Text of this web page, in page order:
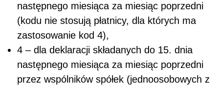
następnego miesiąca za miesiąc poprzedni
(kodu nie stosują płatnicy, dla których ma
zastosowanie kod 4),
4 – dla deklaracji składanych do 15. dnia
następnego miesiąca za miesiąc poprzedni
przez wspólników spółek (jednoosobowych z